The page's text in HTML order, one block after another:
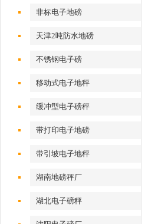
非标电子地磅
天津2吨防水地磅
不锈钢电子磅
移动式电子地秤
缓冲型电子磅秤
带打印电子地磅
带引坡电子地秤
湖南地磅秤厂
湖北电子磅秤